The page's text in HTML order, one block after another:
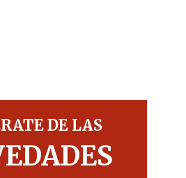
DE LAS